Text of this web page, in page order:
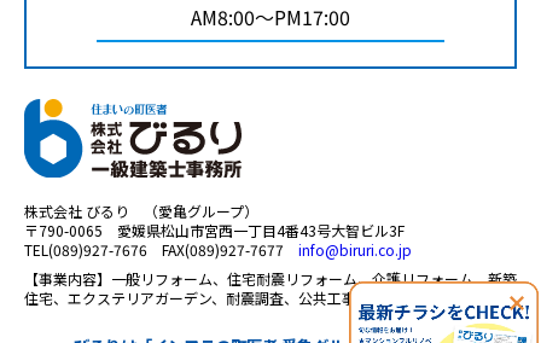
AM8:00～PM17:00
株式会社 びるり （愛亀グループ）
〒790-0065 愛媛県松山市宮西一丁目4番43号大智ビル3F
TEL(089)927-7676 FAX(089)927-7677 info@biruri.co.jp
【事業内容】一般リフォーム、住宅耐震リフォーム、介護リフォーム、新築
住宅、エクステリアガーデン、耐震調査、公共工事、太陽光 等